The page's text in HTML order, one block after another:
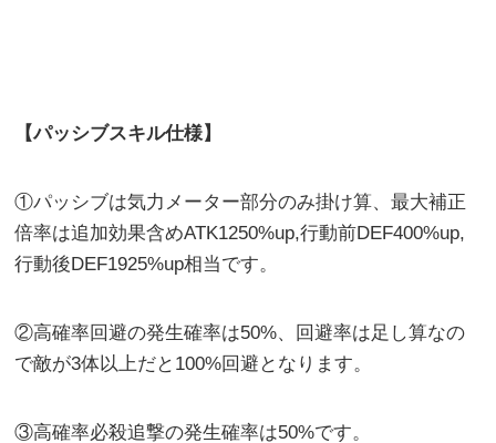
【パッシブスキル仕様】
①パッシブは気力メーター部分のみ掛け算、最大補正
倍率は追加効果含めATK1250%up,行動前DEF400%up,
行動後DEF1925%up相当です。
②高確率回避の発生確率は50%、回避率は足し算なの
で敵が3体以上だと100%回避となります。
③高確率必殺追撃の発生確率は50%です。